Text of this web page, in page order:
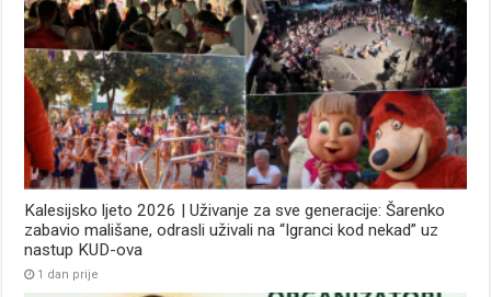
Kalesijsko ljeto 2026 | Uživanje za sve generacije: Šarenko
zabavio mališane, odrasli uživali na “Igranci kod nekad” uz
nastup KUD-ova
1 dan prije